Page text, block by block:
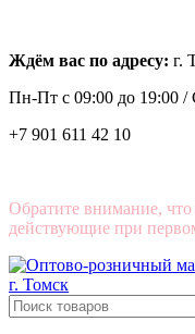
Ждём вас по адресу: г.
Пн-Пт с 09:00 до 19:00 /
+7 901 611 42 10
Обратите внимание,
действующие при